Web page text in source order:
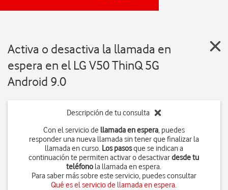
Activa o desactiva la llamada en
espera en el LG V50 ThinQ 5G
Android 9.0
Descripción de tu consulta
Con el servicio de llamada en espera, puedes
responder una nueva llamada sin tener que finalizar la
llamada en curso. Los pasosque se indican a
continuación te permiten activar o desactivardesde tu
teléfono la llamada en espera.
Para saber más sobre este servicio, puedes consultar
Qué es el servicio de llamada en espera.